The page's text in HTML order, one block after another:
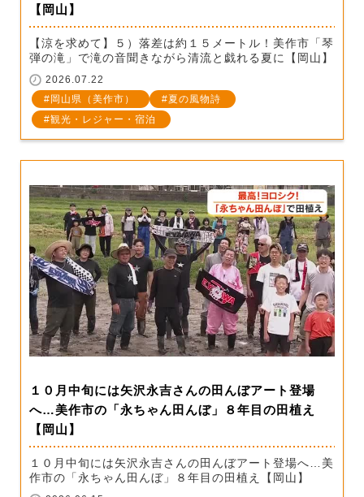
【岡山】
【涼を求めて】５）落差は約１５メートル！美作市「琴
弾の滝」で滝の音聞きながら清流と戯れる夏に【岡山】
2026.07.22
岡山県（美作市）
夏の風物詩
観光・レジャー・宿泊
１０月中旬には矢沢永吉さんの田んぼアート登場
へ…美作市の「永ちゃん田んぼ」８年目の田植え
【岡山】
１０月中旬には矢沢永吉さんの田んぼアート登場へ…美
作市の「永ちゃん田んぼ」８年目の田植え【岡山】